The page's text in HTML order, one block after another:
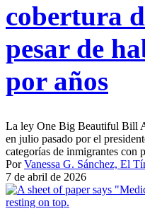
cobertura
pesar de
por años
La ley One Big Beautiful Bill
en julio pasado por el
categorías de inmigrantes con
PorVanessa G. Sánchez, El
7 de abril de 2026